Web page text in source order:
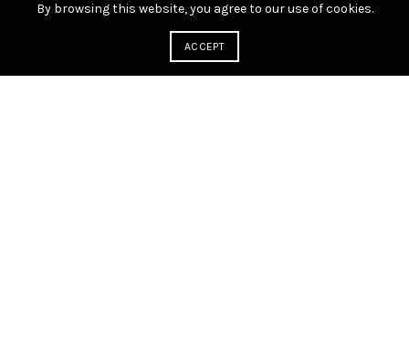
By browsing this website, you agree to our use of cookies.
ACCEPT